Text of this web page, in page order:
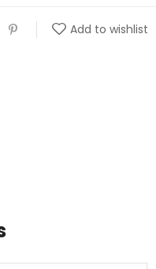
Add to wishlist